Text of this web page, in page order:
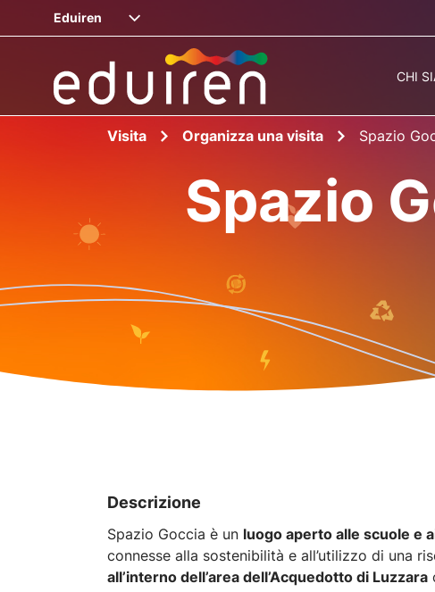
Eduiren
CHI
Visita Organizza una visita Spazio
Spazio
Descrizione
Spazio Goccia è un luogo aperto alle scuole e
connesse alla sostenibilità e all’utilizzo di una
all’interno dell’area dell’Acquedotto di Luzzara